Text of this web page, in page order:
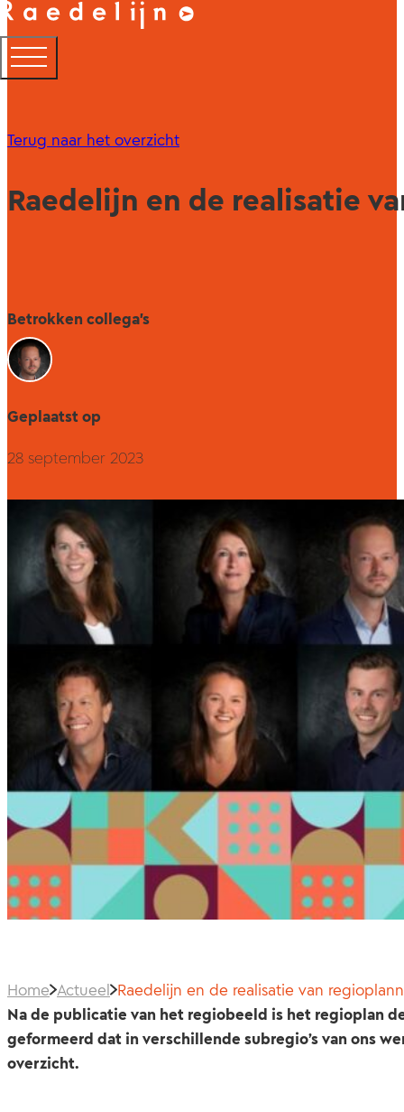
Terug naar het overzicht
Raedelijn en de realisatie
Betrokken collega's
Geplaatst op
28 september 2023
Home Actueel Raedelijn en de realisatie van
Na de publicatie van het regiobeeld is het regioplan
geformeerd dat in verschillende subregio’s van ons
overzicht.